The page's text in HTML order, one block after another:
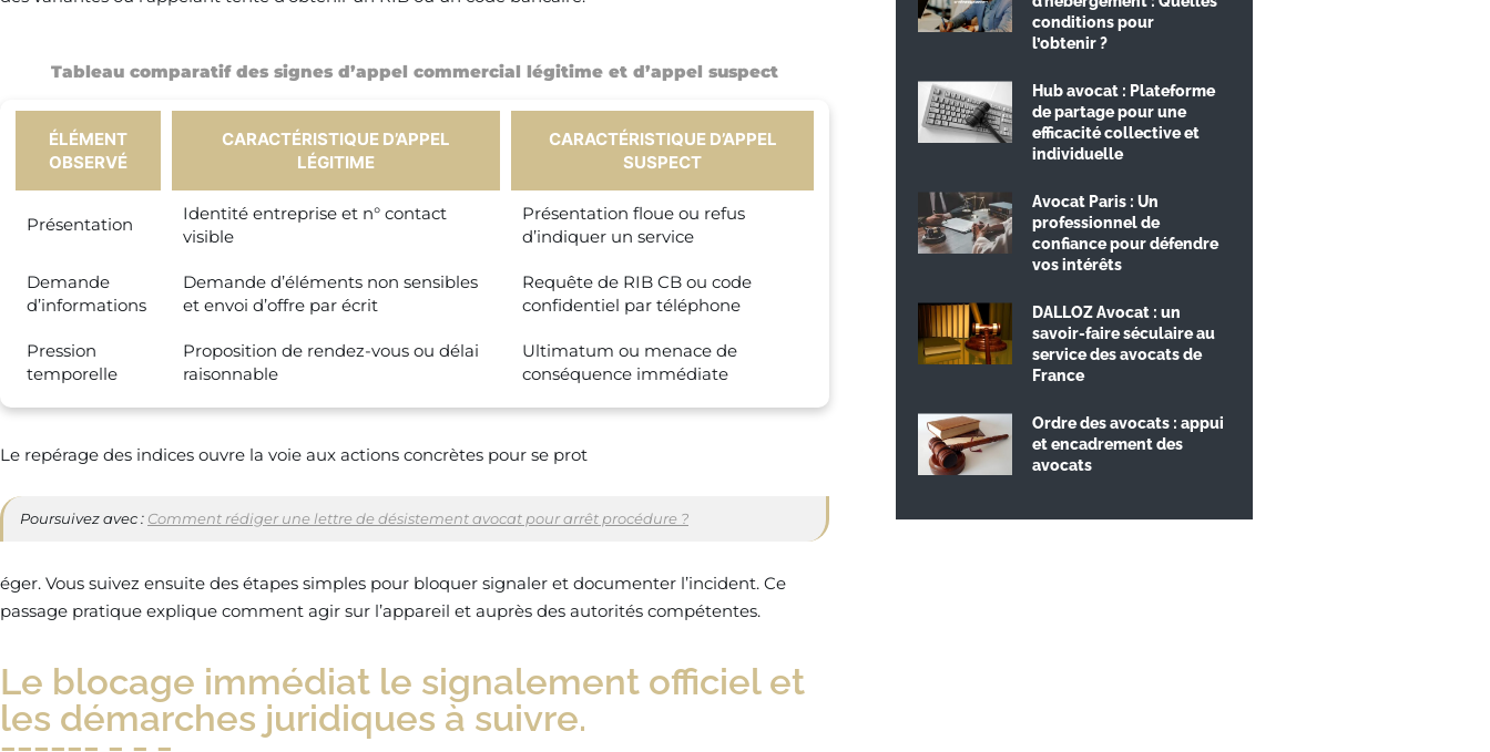
Tableau comparatif des signes d’appel commercial légitime et d’appel suspect
ÉLÉMENT
OBSERVÉ
CARACTÉRISTIQUE D’APPEL
LÉGITIME
CARACTÉRISTIQUE D’APPEL
SUSPECT
Présentation
Identité entreprise et n° contact
visible
Présentation floue ou refus
d’indiquer un service
Demande
d’informations
Demande d’éléments non sensibles
et envoi d’offre par écrit
Requête de RIB CB ou code
confidentiel par téléphone
Pression
temporelle
Proposition de rendez-vous ou délai
raisonnable
Ultimatum ou menace de
conséquence immédiate
Le repérage des indices ouvre la voie aux actions concrètes pour se prot
Poursuivez avec : Comment rédiger une lettre de désistement avocat pour arrêt procédure ?
éger. Vous suivez ensuite des étapes simples pour bloquer signaler et documenter l’incident. Ce
passage pratique explique comment agir sur l’appareil et auprès des autorités compétentes.
Le blocage immédiat le signalement officiel et
les démarches juridiques à suivre.
conditions pour
l’obtenir ?
Hub avocat : Plateforme
de partage pour une
efficacité collective et
individuelle
Avocat Paris : Un
professionnel de
confiance pour défendre
vos intérêts
DALLOZ Avocat : un
savoir-faire séculaire au
service des avocats de
France
Ordre des avocats : appui
et encadrement des
avocats